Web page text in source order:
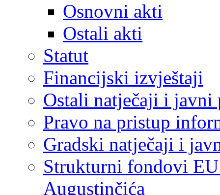
Osnovni akti
Ostali akti
Statut
Financijski izvještaji
Ostali natječaji i javni
Pravo na pristup
Gradski natječaji i
Strukturni fondovi
Augustinčića